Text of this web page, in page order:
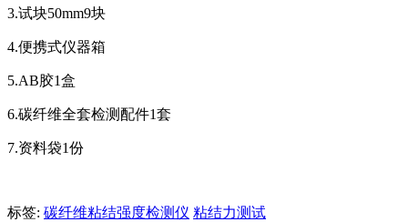
3.试块50mm9块
4.便携式仪器箱
5.AB胶1盒
6.碳纤维全套检测配件1套
7.资料袋1份
标签: 碳纤维粘结强度检测仪 粘结力测试